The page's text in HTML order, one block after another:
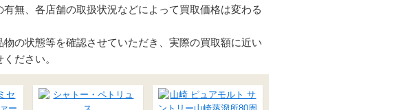
無、各店舗の取扱状況などによって買取価格は変わる
の状態等を確認させていただき、実際の買取額に近い
ださい。